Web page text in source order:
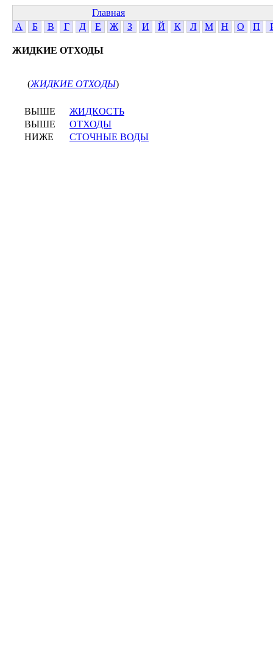
Главная
А
Б В Г Д Е Ж З И Й К Л М Н О П
ЖИДКИЕ ОТХОДЫ
(ЖИДКИЕ ОТХОДЫ)
ВЫШЕ
ЖИДКОСТЬ
ВЫШЕ
ОТХОДЫ
НИЖЕ
СТОЧНЫЕ ВОДЫ